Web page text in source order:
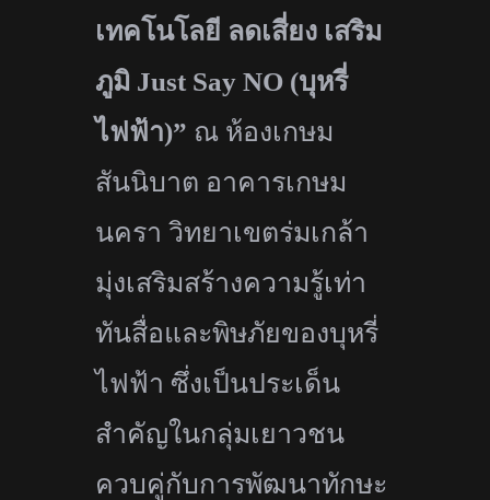
เทคโนโลยี ลดเสี่ยง เสริม
ภูมิ Just Say NO (บุหรี่
ไฟฟ้า)” ณ ห้องเกษม
สันนิบาต อาคารเกษม
นครา วิทยาเขตร่มเกล้า
มุ่งเสริมสร้างความรู้เท่า
ทันสื่อและพิษภัยของบุหรี่
ไฟฟ้า ซึ่งเป็นประเด็น
สำคัญในกลุ่มเยาวชน
ควบคู่กับการพัฒนาทักษะ